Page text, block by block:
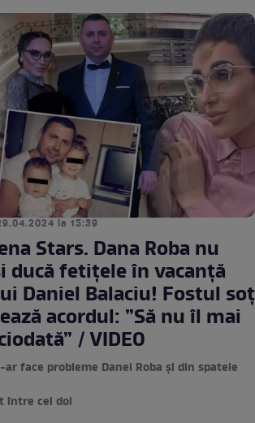
la 15:39
Stars. Dana Roba nu
ducă fetițele în vacanță
Daniel Balaciu! Fostul soț
acordul: ”Să nu îl mai
/ VIDEO
face probleme Danei Roba și din spatele
între cei doi